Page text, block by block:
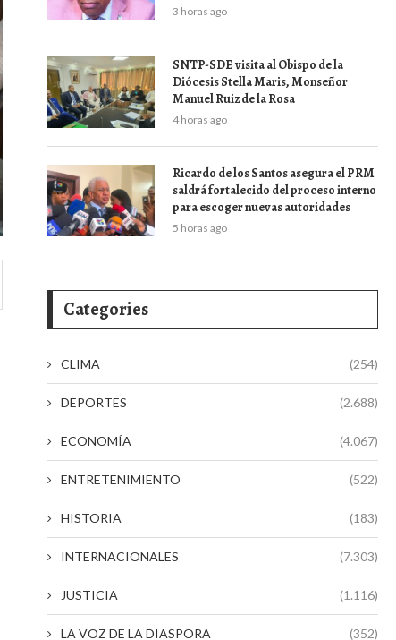
3 horas ago
SNTP-SDE visita al Obispo de la
Diócesis Stella Maris, Monseñor
Manuel Ruiz de la Rosa
4 horas ago
Ricardo de los Santos asegura el PRM
saldrá fortalecido del proceso interno
para escoger nuevas autoridades
5 horas ago
Categories
CLIMA (254)
DEPORTES (2.688)
ECONOMÍA (4.067)
ENTRETENIMIENTO (522)
HISTORIA (183)
INTERNACIONALES (7.303)
JUSTICIA (1.116)
LA VOZ DE LA DIASPORA (352)